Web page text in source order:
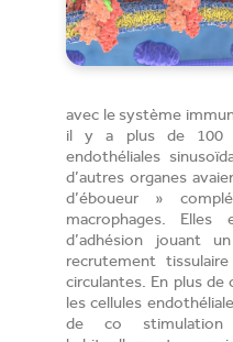
avec le système
il y a plus de 100
endothéliales
d’autres organes
d’éboueur »
macrophages. Elles
d’adhésion jouant
recrutement
circulantes. En plus de
les cellules
de co